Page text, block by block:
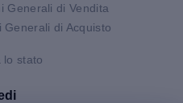
Generali di Vendita
Generali di Acquisto
lo stato